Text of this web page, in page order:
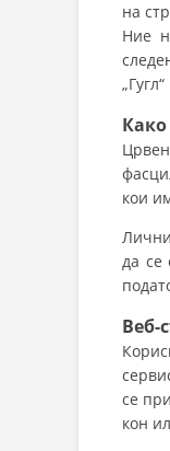
на
Ние
кои
да се
Веб-
се
кон